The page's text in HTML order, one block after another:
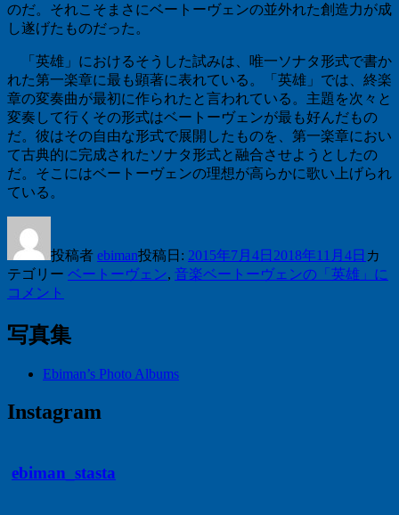
のだ。それこそまさにベートーヴェンの並外れた創造力が成
し遂げたものだった。
「英雄」におけるそうした試みは、唯一ソナタ形式で書か
れた第一楽章に最も顕著に表れている。「英雄」では、終楽
章の変奏曲が最初に作られたと言われている。主題を次々と
変奏して行くその形式はベートーヴェンが最も好んだもの
だ。彼はその自由な形式で展開したものを、第一楽章におい
て古典的に完成されたソナタ形式と融合させようとしたの
だ。そこにはベートーヴェンの理想が高らかに歌い上げられ
ている。
投稿者 ebiman投稿日: 2015年7月4日 2018年11月4日 カ
テゴリー ベートーヴェン, 音楽ベートーヴェンの「英雄」に
コメント
写真集
Ebiman’s Photo Albums
Instagram
ebiman_stasta